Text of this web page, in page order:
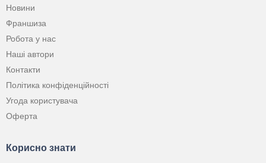
Новини
Франшиза
Робота у нас
Наші автори
Контакти
Політика конфіденційності
Угода користувача
Оферта
Корисно знати